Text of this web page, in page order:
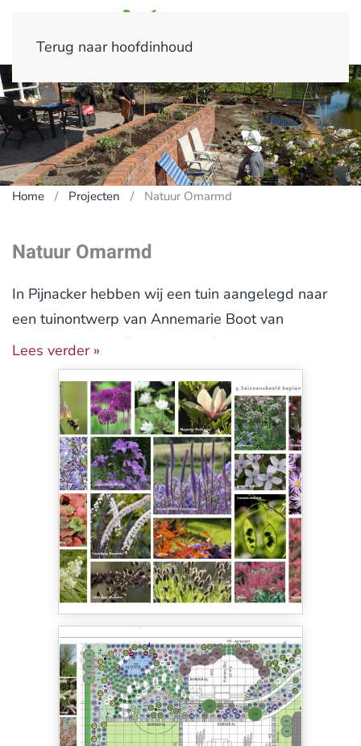
Terug naar hoofdinhoud
Home Projecten Natuur Omarmd
Natuur Omarmd
In Pijnacker hebben wij een tuin aangelegd naar
een tuinontwerp van Annemarie Boot van
Bootanica (https://bootanica.nl/
In het ontwerpplan omschrijft Annemarie de
wensen van de opdrachtgever: Een tuin die
onderscheidend is en mooi oud kan worden. Om
tussen de sprietjes gras te kunnen genieten van de
vlinders en bijen die langs fladderen. Waar je de
verandering van de seizoenen kunt ervaren. Waar
je een kikker een mugje ziet vangen in het voorjaar,
in de herfst de bladeren ziet verkleuren en de
vogels de besjes ziet opeten. Een tuin die bij de
opdrachtgever past en waar ze zich thuis voelen.
En verder: De voorliefde voor de natuur en ecologie
was vanaf het begin een belangrijk uitgangspunt
voor het tuinontwerp. Het omarmen van de natuur
en uitnodigen van de natuur in de tuin zodat de
natuur ons kan omarmen. De ligging aan de
Lees verder »